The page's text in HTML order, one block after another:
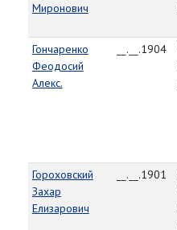
Миронович
Гончаренко
Феодосий
Алекс.
__.__.1904
Гороховский
Захар
Елизарович
__.__.1901